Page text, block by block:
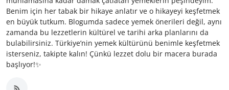
Benim için her tabak bir hikaye anlatır ve o hikayeyi keşfetmek
en büyük tutkum. Blogumda sadece yemek önerileri değil, aynı
zamanda bu lezzetlerin kültürel ve tarihi arka planlarını da
bulabilirsiniz. Türkiye’nin yemek kültürünü benimle keşfetmek
isterseniz, takipte kalın! Çünkü lezzet dolu bir macera burada
başlıyor!✨